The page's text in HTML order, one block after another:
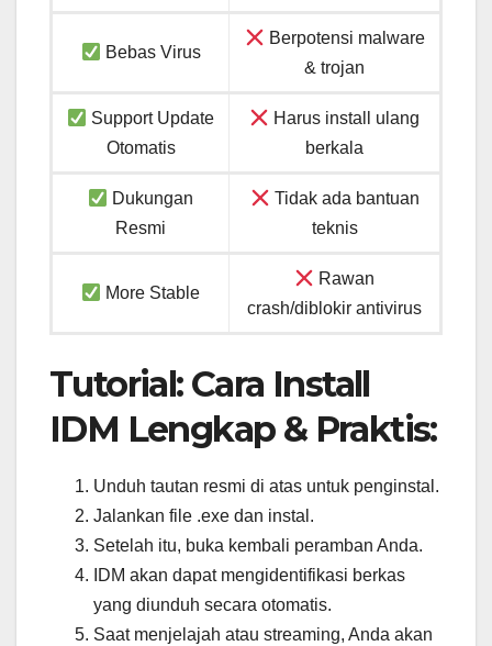
Bebas Virus
Berpotensi malware
& trojan
Support Update
Otomatis
Harus install ulang
berkala
Dukungan
Resmi
Tidak ada bantuan
teknis
More Stable
Rawan
crash/diblokir antivirus
Tutorial: Cara Install
IDM Lengkap & Praktis:
Unduh tautan resmi di atas untuk penginstal.
Jalankan file .exe dan instal.
Setelah itu, buka kembali peramban Anda.
IDM akan dapat mengidentifikasi berkas
yang diunduh secara otomatis.
Saat menjelajah atau streaming, Anda akan